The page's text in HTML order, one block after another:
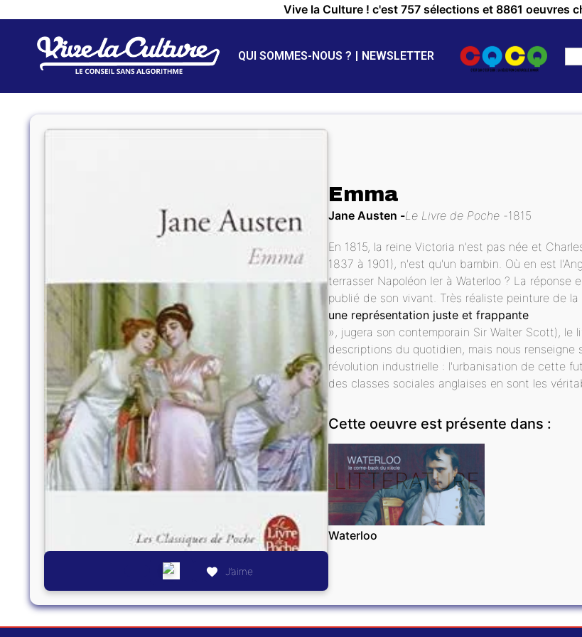
Vive la Culture ! c'est 757 sélections et 8861 oeuvres
QUI SOMMES-NOUS ? NEWSLETTER
J’aime
Emma
Jane Austen Le Livre de Poche 1815
En 1815, la reine Victoria n'est pas née et
1837 à 1901), n'est qu'un bambin. Où en est
terrasser Napoléon Ier à Waterloo ? La réponse
publié de son vivant. Très réaliste peinture de
une représentation juste et frappante
», jugera son contemporain Sir Walter Scott),
descriptions du quotidien, mais nous
révolution industrielle : l'urbanisation de cette
des classes sociales anglaises en sont les
Cette oeuvre est présente dans :
LITTÉRATURE
Waterloo